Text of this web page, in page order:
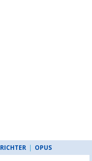
RICHTER | OPUS